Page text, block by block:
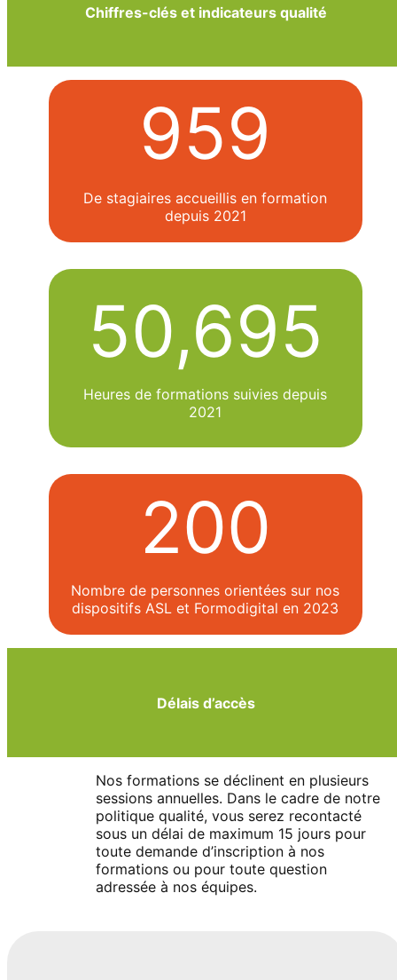
Chiffres-clés et indicateurs qualité
959
De stagiaires accueillis en formation
depuis 2021
50,695
Heures de formations suivies depuis
2021
200
Nombre de personnes orientées sur nos
dispositifs ASL et Formodigital en 2023
Délais d’accès
Nos formations se déclinent en plusieurs
sessions annuelles. Dans le cadre de notre
politique qualité, vous serez recontacté
sous un délai de maximum 15 jours pour
toute demande d’inscription à nos
formations ou pour toute question
adressée à nos équipes.